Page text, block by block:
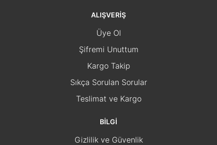
ALIŞVERİŞ
Üye Ol
Şifremi Unuttum
Kargo Takip
Sıkça Sorulan Sorular
Teslimat ve Kargo
BİLGİ
Gizlilik ve Güvenlik